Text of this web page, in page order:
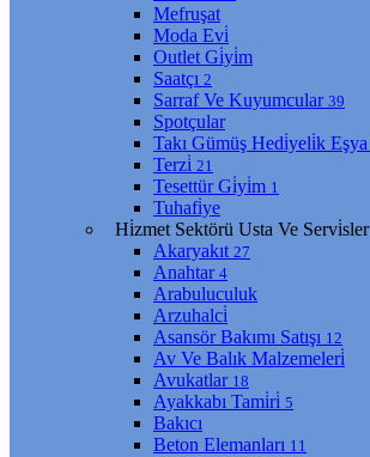
Mefruşat
Moda Evi̇
Outlet Gi̇yi̇m
Saatçı 2
Sarraf Ve Kuyumcular 39
Spotçular
Takı Gümüş Hedi̇yeli̇k Eşya
Terzi̇ 21
Tesettür Gi̇yi̇m 1
Tuhafi̇ye
Hi̇zmet Sektörü Usta Ve Servi̇sler
Akaryakıt 27
Anahtar 4
Arabuluculuk
Arzuhalci̇
Asansör Bakımı Satışı 12
Av Ve Balık Malzemeleri̇
Avukatlar 18
Ayakkabı Tami̇ri̇ 5
Bakıcı
Beton Elemanları 11